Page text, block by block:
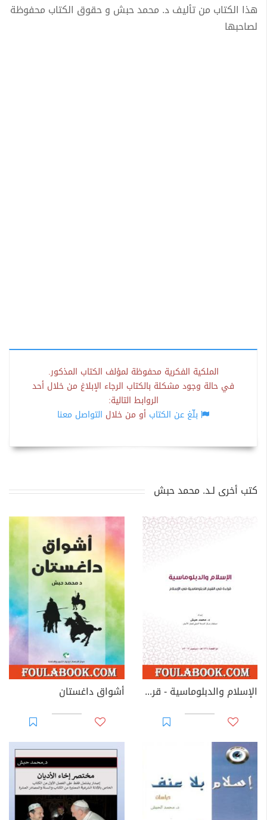
هذا الكتاب من تأليف د. محمد حبش و حقوق الكتاب محفوظة
لصاحبها
الملكية الفكرية محفوظة لمؤلف الكتاب المذكور.
في حالة وجود مشكلة بالكتاب الرجاء الإبلاغ من خلال أحد
الروابط التالية:
بلّغ عن الكتاب أو من خلال التواصل معنا
كتب أخرى لـد. محمد حبش
الإسلام والدبلوماسية - قراءة في القيم الدبلوماسية في الإسلام أشواق داغستان